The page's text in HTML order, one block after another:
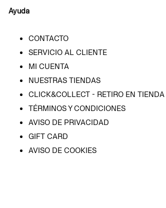
Ayuda
CONTACTO
SERVICIO AL CLIENTE
MI CUENTA
NUESTRAS TIENDAS
CLICK&COLLECT - RETIRO EN TIENDA
TÉRMINOS Y CONDICIONES
AVISO DE PRIVACIDAD
GIFT CARD
AVISO DE COOKIES